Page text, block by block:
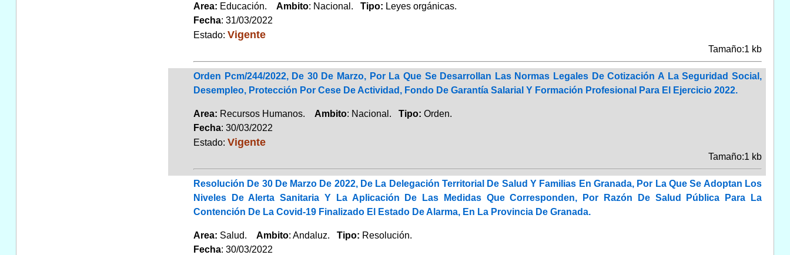
Area: Educación. Ambito: Nacional. Tipo: Leyes orgánicas.
Fecha: 31/03/2022
Estado: Vigente
Tamaño:1 kb
Orden Pcm/244/2022, De 30 De Marzo, Por La Que Se Desarrollan Las Normas Legales De Cotización A La Seguridad Social,
Desempleo, Protección Por Cese De Actividad, Fondo De Garantía Salarial Y Formación Profesional Para El Ejercicio 2022.
Area: Recursos Humanos. Ambito: Nacional. Tipo: Orden.
Fecha: 30/03/2022
Estado: Vigente
Tamaño:1 kb
Resolución De 30 De Marzo De 2022, De La Delegación Territorial De Salud Y Familias En Granada, Por La Que Se Adoptan Los
Niveles De Alerta Sanitaria Y La Aplicación De Las Medidas Que Corresponden, Por Razón De Salud Pública Para La
Contención De La Covid-19 Finalizado El Estado De Alarma, En La Provincia De Granada.
Area: Salud. Ambito: Andaluz. Tipo: Resolución.
Fecha: 30/03/2022